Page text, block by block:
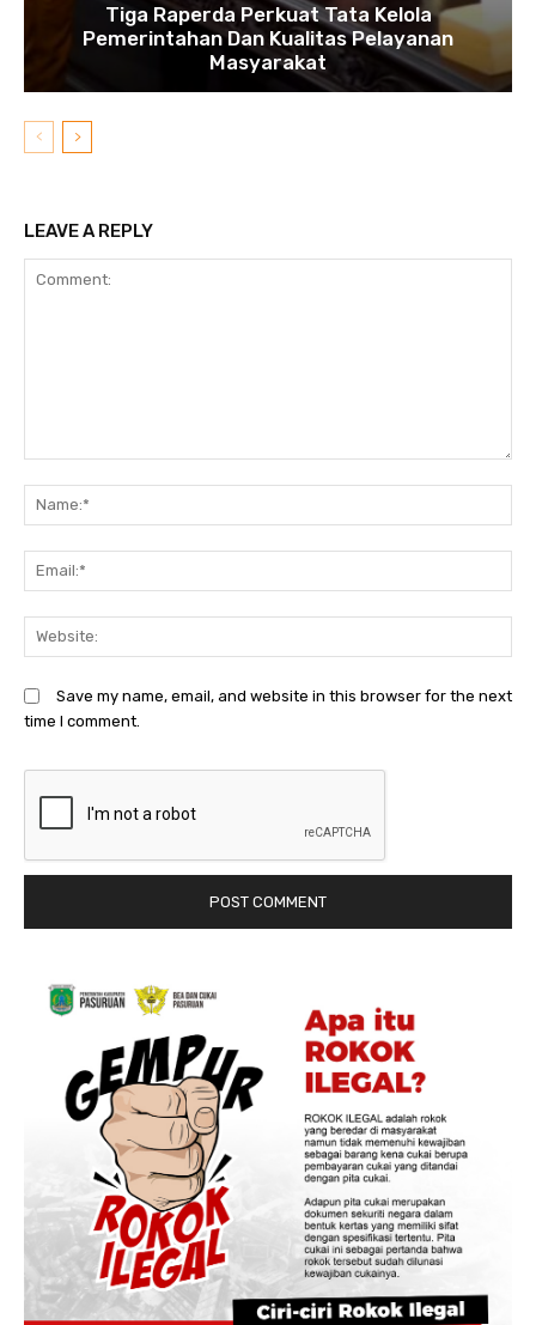
Tiga Raperda Perkuat Tata Kelola
Pemerintahan Dan Kualitas Pelayanan
Masyarakat
LEAVE A REPLY
Save my name, email, and website in this browser for the next
time I comment.